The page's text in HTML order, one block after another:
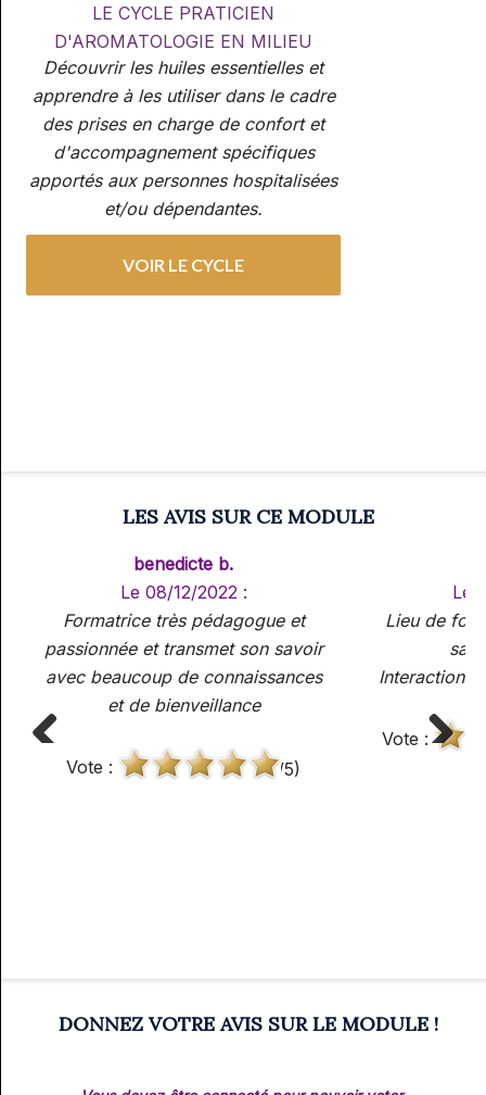
LE CYCLE PRATICIEN
D'AROMATOLOGIE EN MILIEU
HOSPITALIER
Découvrir les huiles essentielles et
apprendre à les utiliser dans le cadre
des prises en charge de confort et
d'accompagnement spécifiques
apportés aux personnes hospitalisées
et/ou dépendantes.
VOIR LE CYCLE
LES AVIS SUR CE MODULE
benedicte b.
Le 08/12/2022 :
Formatrice très pédagogue et
passionnée et transmet son savoir
avec beaucoup de connaissances
et de bienveillance
Vote : (4 /5)
Le
Lieu de
Vote :
DONNEZ VOTRE AVIS SUR LE MODULE !